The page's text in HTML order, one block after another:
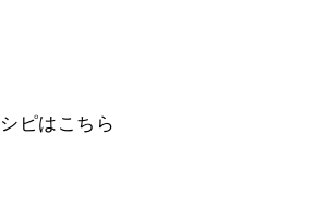
ピはこちら